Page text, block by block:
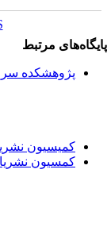
مرتبط
پژوهشکده
کمیسیون
کمسیون